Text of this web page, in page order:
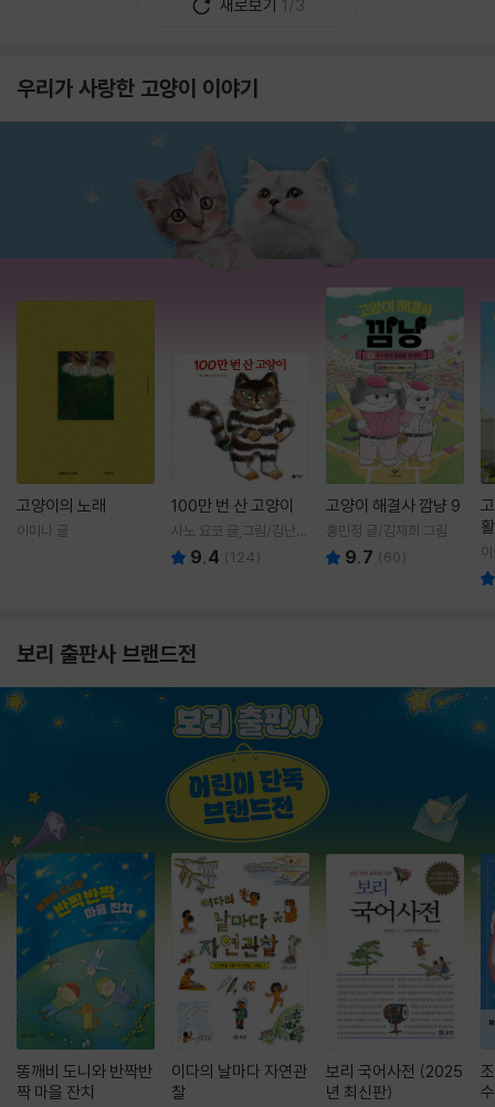
새로보기 1/3
우리가 사랑한 고양이 이야기
고양이의 노래
이미나 글
100만 번 산 고양이
사노 요코 글,그림/김난주
역 9.4 (124)
고양이 해결사 깜냥 9
홍민정 글/김재희 그림
9.7 (60)
보리 출판사 브랜드전
똥깨비 도니와 반짝반
짝 마을 잔치
이다의 날마다 자연관
찰
보리 국어사전 (2025
년 최신판)